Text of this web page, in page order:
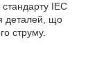
IEC
деталей, що
струму.